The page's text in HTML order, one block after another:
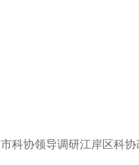
市科协领导调研江岸区科协